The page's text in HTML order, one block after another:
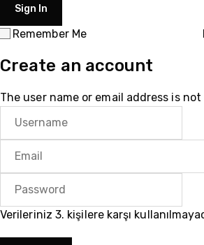
Remember Me
Create an account
The user name or email address is
Verileriniz 3. kişilere karşı